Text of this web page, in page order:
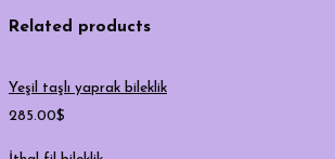
Related products
Yeşil taşlı yaprak bileklik
285.00$